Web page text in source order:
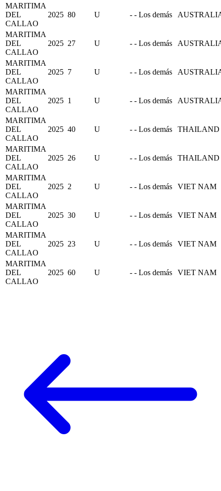
MARITIMA
DEL
CALLAO
2025 80 U - - Los demás
MARITIMA
DEL
CALLAO
2025 27 U - - Los demás
MARITIMA
DEL
CALLAO
2025 7 U - - Los demás
MARITIMA
DEL
CALLAO
2025 1 U - - Los demás
MARITIMA
DEL
CALLAO
2025 40 U - - Los demás THAILAND
MARITIMA
DEL
CALLAO
2025 26 U - - Los demás THAILAND
MARITIMA
DEL
CALLAO
2025 2 U - - Los demás VIET NAM
MARITIMA
DEL
CALLAO
2025 30 U - - Los demás VIET NAM
MARITIMA
DEL
CALLAO
2025 23 U - - Los demás VIET NAM
MARITIMA
DEL
CALLAO
2025 60 U - - Los demás VIET NAM